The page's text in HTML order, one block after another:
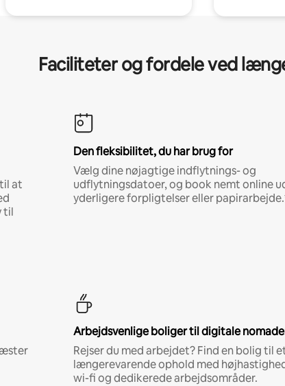
Faciliteter og fordele ved
at
til
Den fleksibilitet, du har brug for
Vælg dine nøjagtige indflytnings- og
udflytningsdatoer, og book nemt online
yderligere forpligtelser eller
Arbejdsvenlige boliger til digitale
Rejser du med arbejdet? Find en bolig til
længerevarende ophold med
wi-fi og dedikerede arbejdsområder.